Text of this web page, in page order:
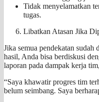
Tidak menyelamatkan
tugas.
Libatkan Atasan Jika
Jika semua pendekatan
hasil, Anda bisa berdiskusi
laporan pada dampak kerja
“Saya khawatir progres tim
belum seimbang. Saya